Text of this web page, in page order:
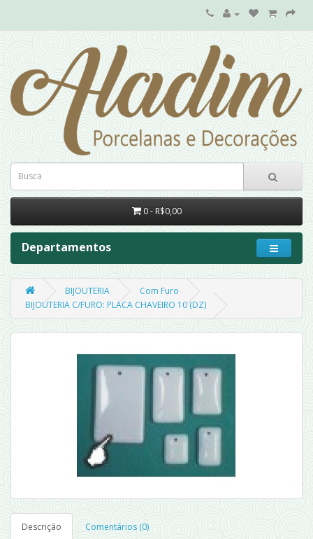
0 - R$0,00
Departamentos
BIJOUTERIA
Com Furo
BIJOUTERIA C/FURO: PLACA CHAVEIRO 10 (DZ)
Descrição Comentários (0)